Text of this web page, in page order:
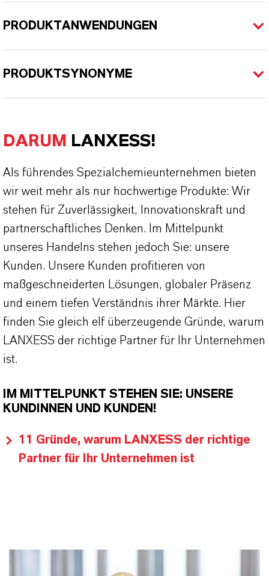
PRODUKTANWENDUNGEN
PRODUKTSYNONYME
DARUM LANXESS!
Als führendes Spezialchemieunternehmen bieten
wir weit mehr als nur hochwertige Produkte: Wir
stehen für Zuverlässigkeit, Innovationskraft und
partnerschaftliches Denken. Im Mittelpunkt
unseres Handelns stehen jedoch Sie: unsere
Kunden. Unsere Kunden profitieren von
maßgeschneiderten Lösungen, globaler Präsenz
und einem tiefen Verständnis ihrer Märkte. Hier
finden Sie gleich elf überzeugende Gründe, warum
LANXESS der richtige Partner für Ihr Unternehmen
ist.
IM MITTELPUNKT STEHEN SIE: UNSERE
KUNDINNEN UND KUNDEN!
11 Gründe, warum LANXESS der richtige
Partner für Ihr Unternehmen ist